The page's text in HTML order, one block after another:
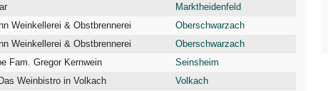
Marktheidenfeld
Weinkellerei & Obstbrennerei
Oberschwarzach
Weinkellerei & Obstbrennerei
Oberschwarzach
Fam. Gregor Kernwein
Seinsheim
Weinbistro in Volkach
Volkach